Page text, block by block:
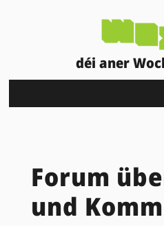
déi aner
Forum
und